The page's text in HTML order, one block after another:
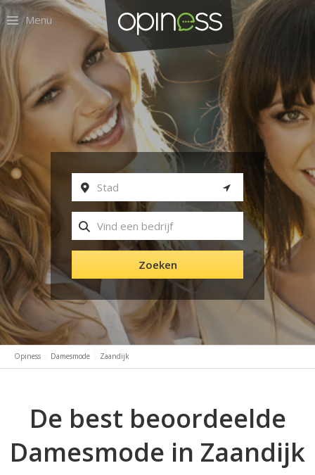
Menu
Zoeken
Opiness Damesmode Zaandijk
De best beoordeelde
Damesmode in Zaandijk